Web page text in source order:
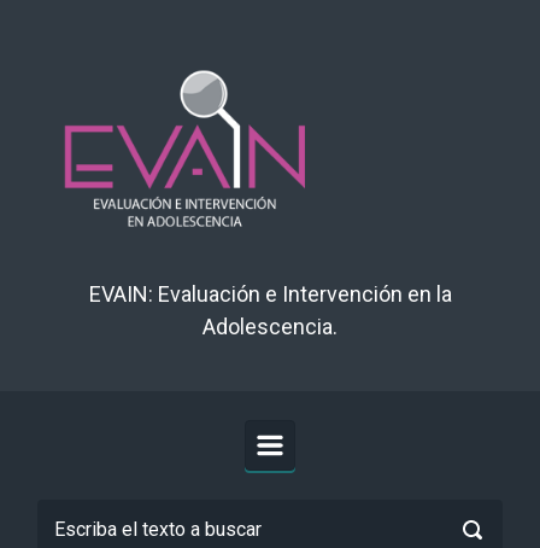
EVAIN: Evaluación e Intervención en la
Adolescencia.